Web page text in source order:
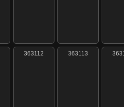
363112 363113